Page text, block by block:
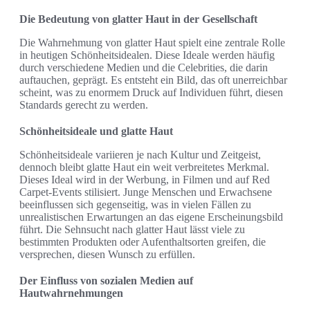
Die Bedeutung von glatter Haut in der Gesellschaft
Die Wahrnehmung von glatter Haut spielt eine zentrale Rolle
in heutigen Schönheitsidealen. Diese Ideale werden häufig
durch verschiedene Medien und die Celebrities, die darin
auftauchen, geprägt. Es entsteht ein Bild, das oft unerreichbar
scheint, was zu enormem Druck auf Individuen führt, diesen
Standards gerecht zu werden.
Schönheitsideale und glatte Haut
Schönheitsideale variieren je nach Kultur und Zeitgeist,
dennoch bleibt glatte Haut ein weit verbreitetes Merkmal.
Dieses Ideal wird in der Werbung, in Filmen und auf Red
Carpet-Events stilisiert. Junge Menschen und Erwachsene
beeinflussen sich gegenseitig, was in vielen Fällen zu
unrealistischen Erwartungen an das eigene Erscheinungsbild
führt. Die Sehnsucht nach glatter Haut lässt viele zu
bestimmten Produkten oder Aufenthaltsorten greifen, die
versprechen, diesen Wunsch zu erfüllen.
Der Einfluss von sozialen Medien auf
Hautwahrnehmungen